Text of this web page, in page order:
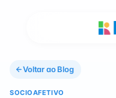
Voltar ao Blog
SOCIOAFETIVO